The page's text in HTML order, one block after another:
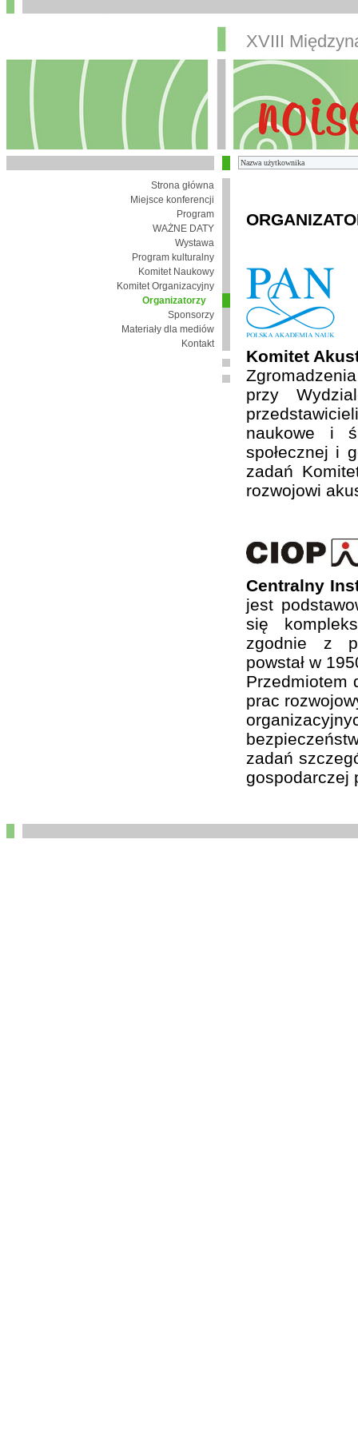
XVIII
Strona główna
Miejsce konferencji
Program
WAŻNE DATY
Wystawa
Program kulturalny
Komitet Naukowy
Komitet Organizacyjny
Organizatorzy
Sponsorzy
Materiały dla mediów
Kontakt
Komitet
przy
naukowe i
społecznej i
zadań
rozwojowi
Centralny
jest
się
zgodnie z
powstał w
Przedmiotem
prac
zadań
gospodarczej